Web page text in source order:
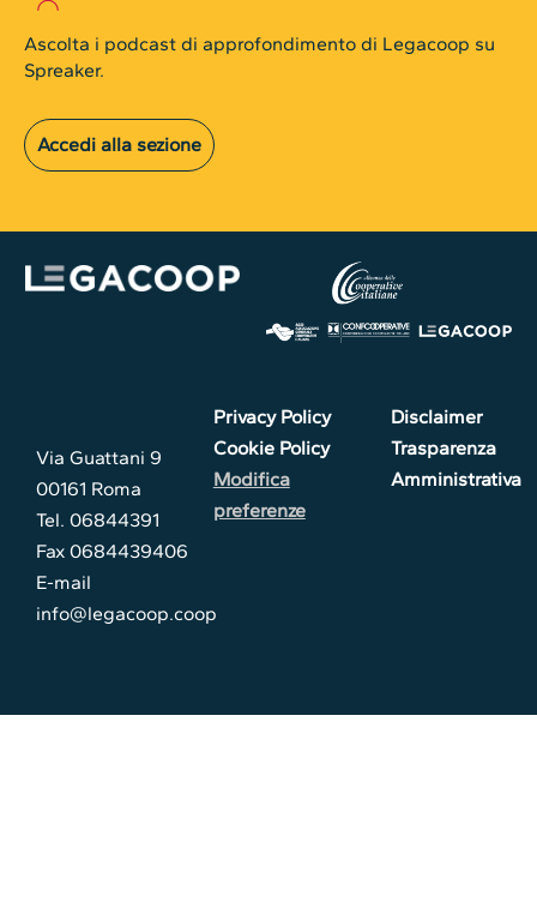
Ascolta i podcast di approfondimento di Legacoop su
Spreaker.
Accedi alla sezione
Via Guattani 9
00161 Roma
Tel. 06844391
Fax 0684439406
E-mail
info@legacoop.coop
Privacy Policy
Cookie Policy
Modifica
preferenze
Disclaimer
Trasparenza
Amministrativa